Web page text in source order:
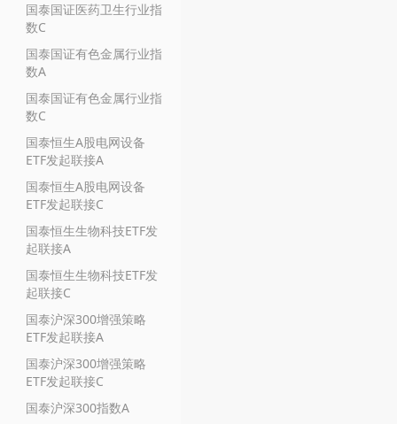
国泰国证医药卫生行业指
数C
国泰国证有色金属行业指
数A
国泰国证有色金属行业指
数C
国泰恒生A股电网设备
ETF发起联接A
国泰恒生A股电网设备
ETF发起联接C
国泰恒生生物科技ETF发
起联接A
国泰恒生生物科技ETF发
起联接C
国泰沪深300增强策略
ETF发起联接A
国泰沪深300增强策略
ETF发起联接C
国泰沪深300指数A